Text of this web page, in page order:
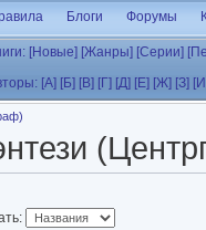
Блоги Форумы
[Новые] [Жанры] [Серии]
[А] [Б] [В] [Г] [Д] [Е] [Ж] [З]